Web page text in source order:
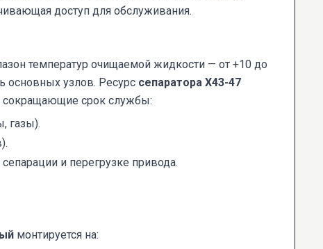
доступ для обслуживания.
температур очищаемой жидкости — от +10 до
основных узлов. Ресурс сепаратора Х43-47
сокращающие срок службы:
газы).
и перегрузке привода.
монтируется на: